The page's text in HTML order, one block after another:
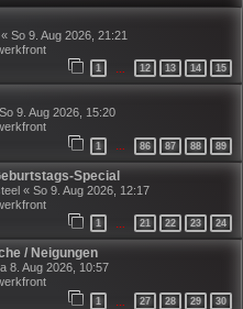
« So 9. Aug 2026, 21:21
1 12 13 14 15
So 9. Aug 2026, 15:20
1 … 86 87 88 89
Special
« So 9. Aug 2026, 12:17
1 21 22 23 24
/ Neigungen
8. Aug 2026, 10:57
1 27 28 29 30